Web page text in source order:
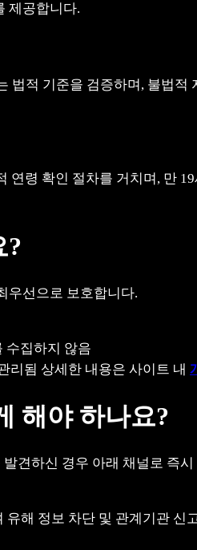
제공합니다.
법적 기준을 검증하며, 불법
연령 확인 절차를 거치며, 만
?
우선으로 보호합니다.
수집하지 않음
리됨 상세한 내용은 사이트 내
해야 하나요?
견하신 경우 아래 채널로 즉
해 정보 차단 및 관계기관 신